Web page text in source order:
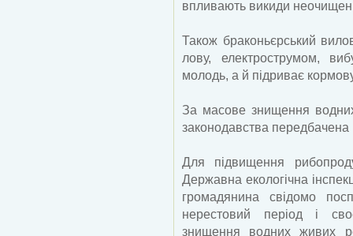
впливають викиди
Також браконьєрський
лову, електрострумом,
молодь, а й підриває
За масове знищення
законодавства передбачена
Для підвищення
Державна екологічна
громадянина свідомо
нерестовий період і
знищення водних живих